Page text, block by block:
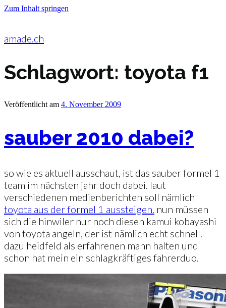
Zum Inhalt springen
amade.ch
Schlagwort: toyota f1
Veröffentlicht am 4. November 2009
sauber 2010 dabei?
so wie es aktuell ausschaut, ist das sauber formel 1
team im nächsten jahr doch dabei. laut
verschiedenen medienberichten soll nämlich
toyota aus der formel 1 aussteigen. nun müssen
sich die hinwiler nur noch diesen kamui kobayashi
von toyota angeln, der ist nämlich echt schnell.
dazu heidfeld als erfahrenen mann halten und
schon hat mein ein schlagkräftiges fahrerduo.